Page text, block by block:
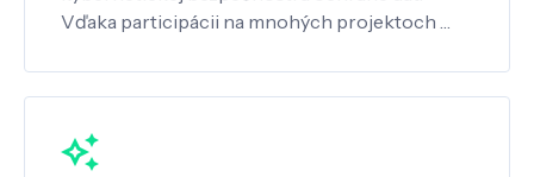
Vďaka participácii na mnohých projektoch …